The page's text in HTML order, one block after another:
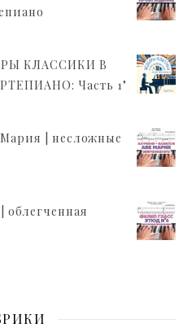
КЛАССИКИ В
Часть 1"
| несложные